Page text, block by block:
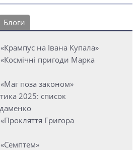
Блоги
на Івана Купала»
пригоди Марка
поза законом»
2025: список
Григора